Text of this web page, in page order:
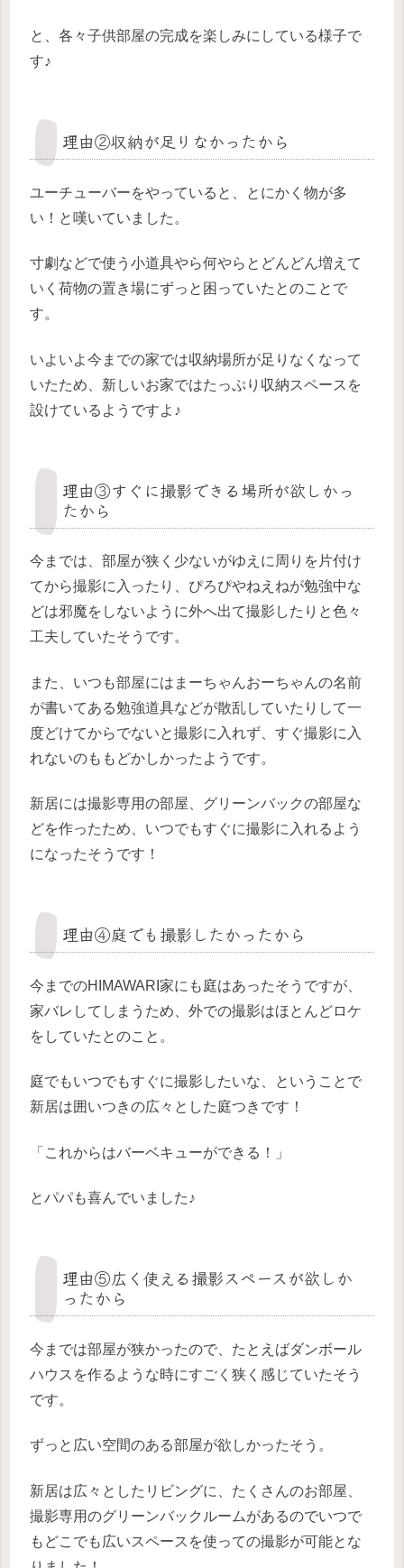
と、各々子供部屋の完成を楽しみにしている様子で
す♪
理由②収納が足りなかったから
ユーチューバーをやっていると、とにかく物が多
い！と嘆いていました。
寸劇などで使う小道具やら何やらとどんどん増えて
いく荷物の置き場にずっと困っていたとのことで
す。
いよいよ今までの家では収納場所が足りなくなって
いたため、新しいお家ではたっぷり収納スペースを
設けているようですよ♪
理由③すぐに撮影できる場所が欲しかっ
たから
今までは、部屋が狭く少ないがゆえに周りを片付け
てから撮影に入ったり、ぴろぴやねえねが勉強中な
どは邪魔をしないように外へ出て撮影したりと色々
工夫していたそうです。
また、いつも部屋にはまーちゃんおーちゃんの名前
が書いてある勉強道具などが散乱していたりして一
度どけてからでないと撮影に入れず、すぐ撮影に入
れないのももどかしかったようです。
新居には撮影専用の部屋、グリーンバックの部屋な
どを作ったため、いつでもすぐに撮影に入れるよう
になったそうです！
理由④庭でも撮影したかったから
今までのHIMAWARI家にも庭はあったそうですが、
家バレしてしまうため、外での撮影はほとんどロケ
をしていたとのこと。
庭でもいつでもすぐに撮影したいな、ということで
新居は囲いつきの広々とした庭つきです！
「これからはバーベキューができる！」
とパパも喜んでいました♪
理由⑤広く使える撮影スペースが欲しか
ったから
今までは部屋が狭かったので、たとえばダンボール
ハウスを作るような時にすごく狭く感じていたそう
です。
ずっと広い空間のある部屋が欲しかったそう。
新居は広々としたリビングに、たくさんのお部屋、
撮影専用のグリーンバックルームがあるのでいつで
もどこでも広いスペースを使っての撮影が可能とな